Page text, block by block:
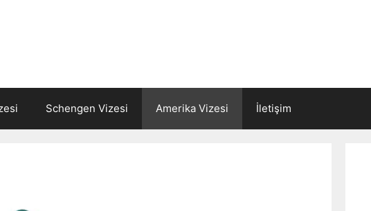
Schengen Vizesi Amerika Vizesi İletişim